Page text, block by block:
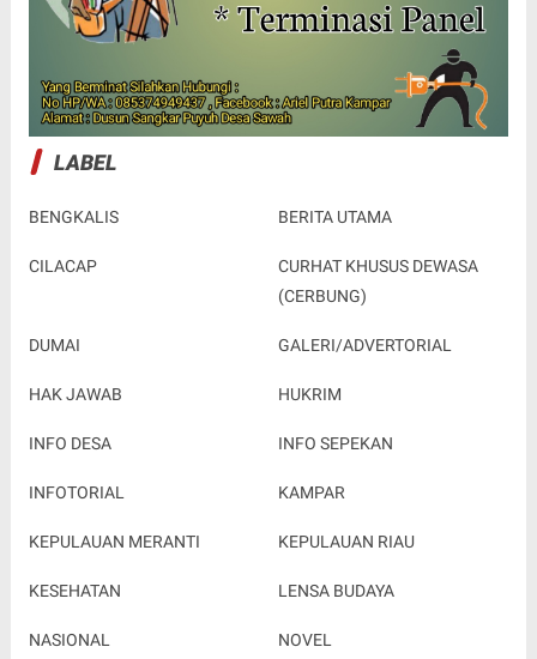
LABEL
BENGKALIS BERITA UTAMA
CILACAP
CURHAT KHUSUS DEWASA
(CERBUNG)
DUMAI GALERI/ADVERTORIAL
HAK JAWAB HUKRIM
INFO DESA INFO SEPEKAN
INFOTORIAL KAMPAR
KEPULAUAN MERANTI KEPULAUAN RIAU
KESEHATAN LENSA BUDAYA
NASIONAL NOVEL